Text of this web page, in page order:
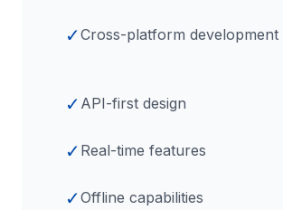
✓Cross-platform development
✓ API-first design
✓ Real-time features
✓Offline capabilities